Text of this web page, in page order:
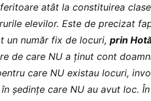
atât la constituirea
elevilor. Este de precizat
un număr fix de locuri, prin
de care NU a ținut cont
care NU existau locuri,
şedințe care NU au avut loc.